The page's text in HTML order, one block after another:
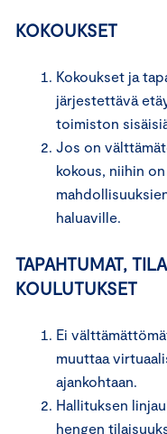
KOKOUKSET
Kokoukset ja
järjestettävä
toimiston
Jos on
kokous, niihin
haluaville.
TAPAHTUMAT,
KOULUTUKSET
Ei
muuttaa
ajankohtaan.
Hallituksen
hengen